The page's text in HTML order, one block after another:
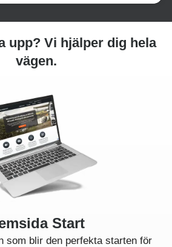
upp? Vi hjälper dig hela
vägen.
Start
som blir den perfekta starten för